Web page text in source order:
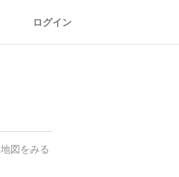
ログイン
地図をみる